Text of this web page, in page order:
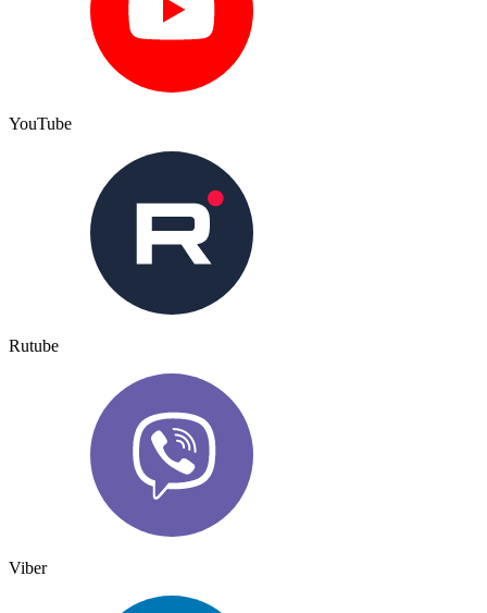
YouTube
Rutube
Viber